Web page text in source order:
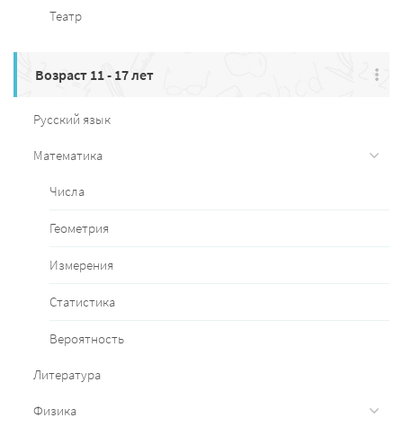
Театр
Возраст 11 - 17 лет
Русский язык
Математика
Числа
Геометрия
Измерения
Статистика
Вероятность
Литература
Физика